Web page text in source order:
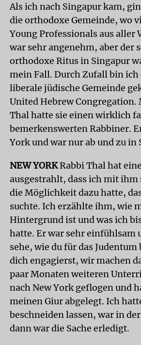
Als ich nach Singapur kam,
die orthodoxe Gemeinde, wo
Young Professionals aus aller
war sehr angenehm, aber der
orthodoxe Ritus in Singapur
mein Fall. Durch Zufall bin ich
liberale jüdische Gemeinde
United Hebrew Congregation.
Thal hatte sie einen wirklich
bemerkenswerten Rabbiner.
York und war nur ab und zu in
NEW YORKRabbi Thal hat
ausgestrahlt, dass ich mit ihm
die Möglichkeit dazu hatte,
suchte. Ich erzählte ihm, wie
Hintergrund ist und was ich
hatte. Er war sehr einfühlsam
sehe, wie du für das
dich engagierst, wir machen
paar Monaten weiteren
nach New York geflogen und
meinen Giur abgelegt. Ich
beschneiden lassen, war in
dann war die Sache erledigt.